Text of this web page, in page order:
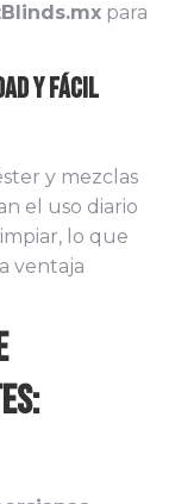
para
y Fácil
y mezclas
el uso diario
lo que
ventaja